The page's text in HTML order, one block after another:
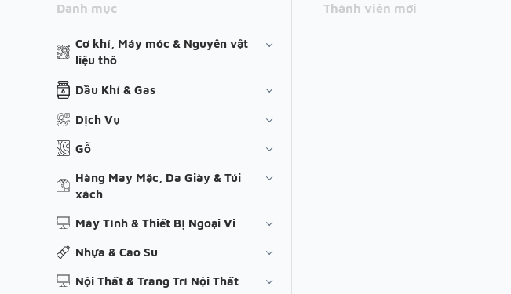
Danh mục
Cơ khí, Máy móc & Nguyên vật
liệu thô
Dầu Khí & Gas
Dịch Vụ
Gỗ
Hàng May Mặc, Da Giày & Túi
xách
Máy Tính & Thiết Bị Ngoại Vi
Nhựa & Cao Su
Nội Thất & Trang Trí Nội Thất
Thành viên mới